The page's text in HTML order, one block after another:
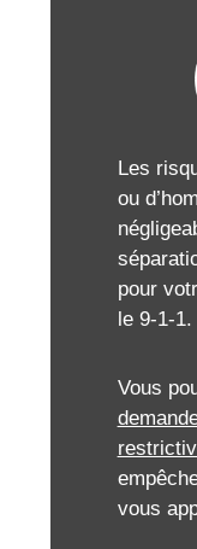
Les
ou
pour
le 9-1-1.
Vous
vous